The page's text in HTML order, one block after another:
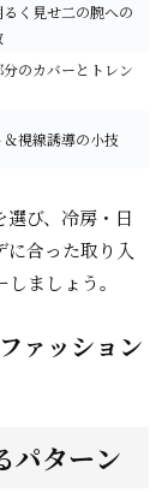
く見せ二の腕への
のカバーとトレン
視線誘導の小技
び、冷房・日
合った取り入
ましょう。
ァッション
パターン